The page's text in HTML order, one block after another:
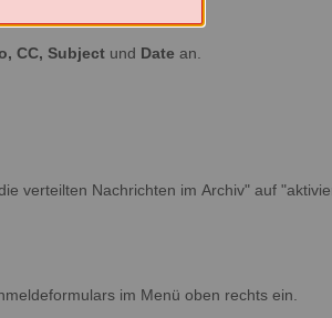
CC, Subject und Date an.
verteilten Nachrichten im Archiv" auf
im Menü oben rechts ein.